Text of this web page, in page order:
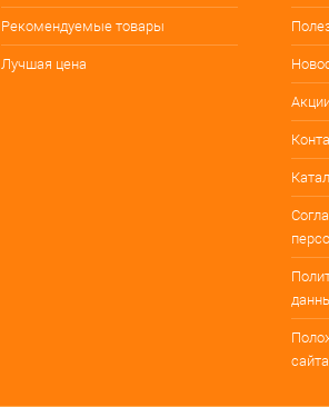
Рекомендуемые товары
Лучшая цена
сайта